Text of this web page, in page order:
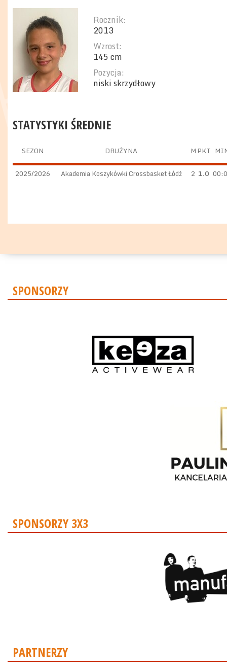
Rocznik:
2013
Wzrost:
145 cm
Pozycja:
niski skrzydłowy
STATYSTYKI ŚREDNIE
SEZON DRUŻYNA MPKT
2025/2026 Akademia Koszykówki Crossbasket Łódź 2 1.0
SPONSORZY
SPONSORZY 3X3
PARTNERZY